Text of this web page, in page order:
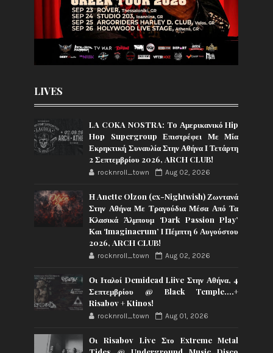
LIVES
LA COKA NOSTRA: To Αμερικανικό Hip
Hop Supergroup Επιστρέφει Με Μία
Εκρηκτική Συναυλία Στην Αθήνα Ι Τετάρτη
2 Σεπτεμβρίου 2026, ARCH CLUB!
rocknroll_town Aug 02, 2026
Η Anette Olzon (ex-Nightwish) Ζωντανά
Στην Αθήνα Με Τραγούδια Μέσα Από Τα
Κλασικά Άλμπουμ ‘Dark Passion Play’
Και ‘Imaginaerum’ I Πέμπτη 6 Αυγούστου
2026, ARCH CLUB!
rocknroll_town Aug 02, 2026
Οι Ιταλοί Demidead Liive Στην Αθήνα, 4
Σεπτεμβρίου @ Black Temple….+
Risabov + Ktinos!
rocknroll_town Aug 01, 2026
Οι Risabov Live Στο Extreme Metal